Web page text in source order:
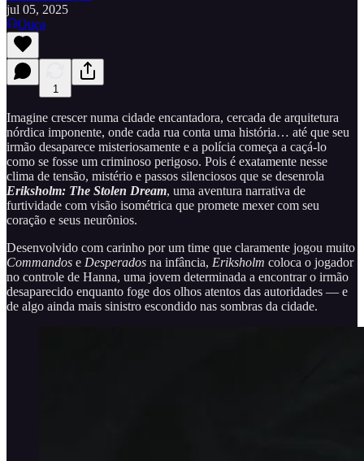
jul 05, 2025
Ouça
1
Imagine crescer numa cidade encantadora, cercada de arquitetura
nórdica imponente, onde cada rua conta uma história… até que seu
irmão desaparece misteriosamente e a polícia começa a caçá-lo
como se fosse um criminoso perigoso. Pois é exatamente nesse
clima de tensão, mistério e passos silenciosos que se desenrola
Eriksholm: The Stolen Dream, uma aventura narrativa de
furtividade com visão isométrica que promete mexer com seu
coração e seus neurônios.
Desenvolvido com carinho por um time que claramente jogou muito
Commandos e Desperados na infância, Eriksholm coloca o jogador
no controle de Hanna, uma jovem determinada a encontrar o irmão
desaparecido enquanto foge dos olhos atentos das autoridades — e
de algo ainda mais sinistro escondido nas sombras da cidade.